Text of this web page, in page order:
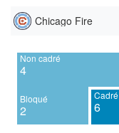
Chicago Fire
Non cadré
4
Bloqué
2
Cadré
6